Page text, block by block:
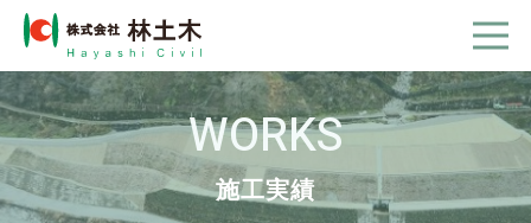
WORKS
施工実績